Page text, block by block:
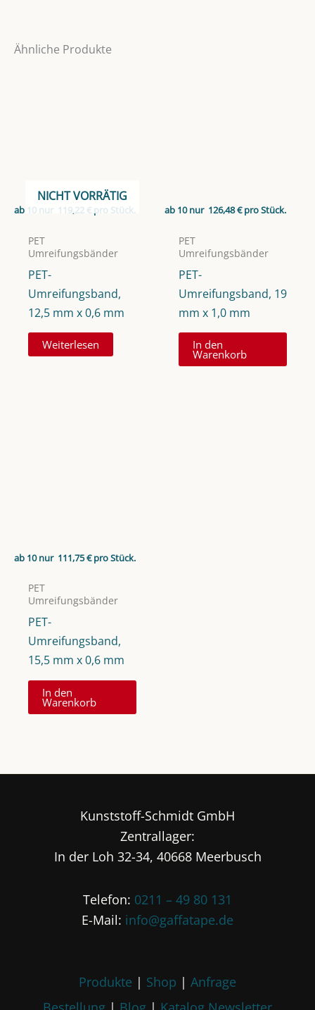
Ähnliche Produkte
NICHT VORRÄTIG
ab 10 nur 119,22 € pro Stück.
PET
Umreifungsbänder
PET-
Umreifungsband,
12,5 mm x 0,6 mm
Weiterlesen
ab 10 nur 126,48€pro Stück.
PET
Umreifungsbänder
PET-
Umreifungsband, 19
mm x 1,0 mm
In den
Warenkorb
ab 10 nur 111,75€pro Stück.
PET
Umreifungsbänder
PET-
Umreifungsband,
15,5 mm x 0,6 mm
In den
Warenkorb
Kunststoff-Schmidt GmbH
Zentrallager:
In der Loh 32-34, 40668 Meerbusch
Telefon: 0211 – 49 80 131
E-Mail: info@gaffatape.de
Produkte | Shop | Anfrage